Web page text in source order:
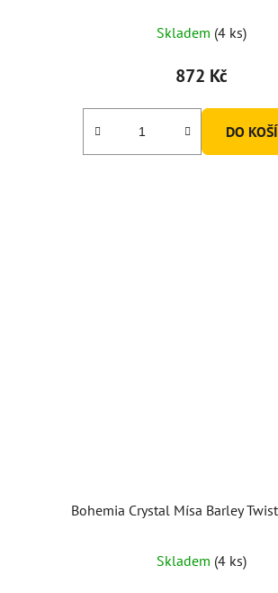
hodnocení
produktu
5,0
Skladem (4 ks)
872 Kč
DO
Bohemia Crystal Mísa Barley
Skladem (4 ks)